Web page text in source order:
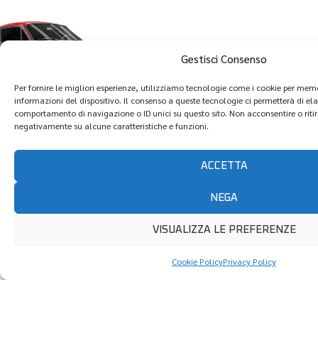
Gestisci Consenso
Per fornire le migliori esperienze, utilizziamo tecnologie come i cookie per
informazioni del dispositivo. Il consenso a queste tecnologie ci permetterà di
comportamento di navigazione o ID unici su questo sito. Non acconsentire o
negativamente su alcune caratteristiche e funzioni.
ACCETTA
NEGA
VISUALIZZA LE PREFERENZE
Cookie PolicyPrivacy Policy
Amiamo le auto d’epoca tanto quanto te. Ecco perché
abbiamo sviluppato una linea di componenti specifici
con l’affidabilità delle tecnologie moderne.
AUTO D'EPOCA